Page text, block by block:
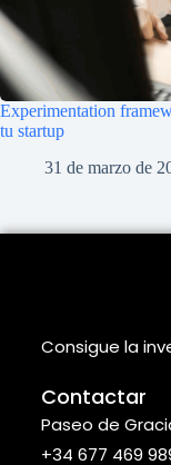
Experimentation
tu startup
31 de marzo de
Consigue la
Contactar
Paseo de
+34 677 469